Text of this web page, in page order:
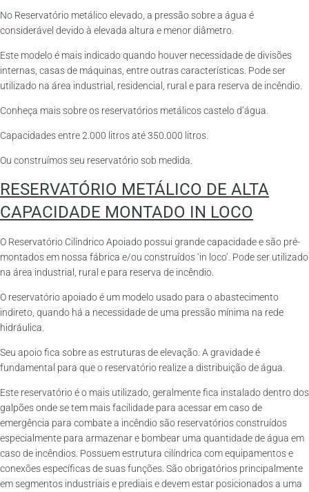
No Reservatório metálico elevado, a pressão sobre a água é
considerável devido à elevada altura e menor diâmetro.
Este modelo é mais indicado quando houver necessidade de divisões
internas, casas de máquinas, entre outras características. Pode ser
utilizado na área industrial, residencial, rural e para reserva de incêndio.
Conheça mais sobre os reservatórios metálicos castelo d’água.
Capacidades entre 2.000 litros até 350.000 litros.
Ou construímos seu reservatório sob medida.
RESERVATÓRIO METÁLICO DE ALTA
CAPACIDADE MONTADO IN LOCO
O Reservatório Cilíndrico Apoiado possui grande capacidade e são pré-
montados em nossa fábrica e/ou construídos ‘in loco’. Pode ser utilizado
na área industrial, rural e para reserva de incêndio.
O reservatório apoiado é um modelo usado para o abastecimento
indireto, quando há a necessidade de uma pressão mínima na rede
hidráulica.
Seu apoio fica sobre as estruturas de elevação. A gravidade é
fundamental para que o reservatório realize a distribuição de água.
Este reservatório é o mais utilizado, geralmente fica instalado dentro dos
galpões onde se tem mais facilidade para acessar em caso de
emergência para combate a incêndio são reservatórios construídos
especialmente para armazenar e bombear uma quantidade de água em
caso de incêndios. Possuem estrutura cilíndrica com equipamentos e
conexões específicas de suas funções. São obrigatórios principalmente
em segmentos industriais e prediais e devem estar posicionados a uma